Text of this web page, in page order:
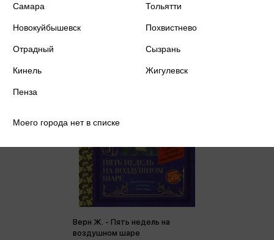
Верн Ж. - Пять недель на
воздушном шаре
Самара Тольятти
Новокуйбышевск Похвистнево
Отрадный Сызрань
Кинель Жигулевск
Пенза
Моего города нет в списке